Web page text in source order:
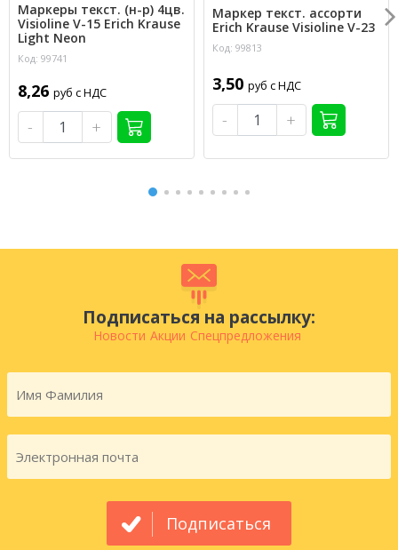
Маркеры текст. (н-р) 4цв.
Visioline V-15 Erich Krause
Light Neon
Код: 99741
8,26 руб с НДС
- +
Маркер текст. ассорти
Erich Krause Visioline V-23
Код: 99813
3,50 руб с НДС
- +
Подписаться на рассылку:
Новости Акции Спецпредложения
Подписаться